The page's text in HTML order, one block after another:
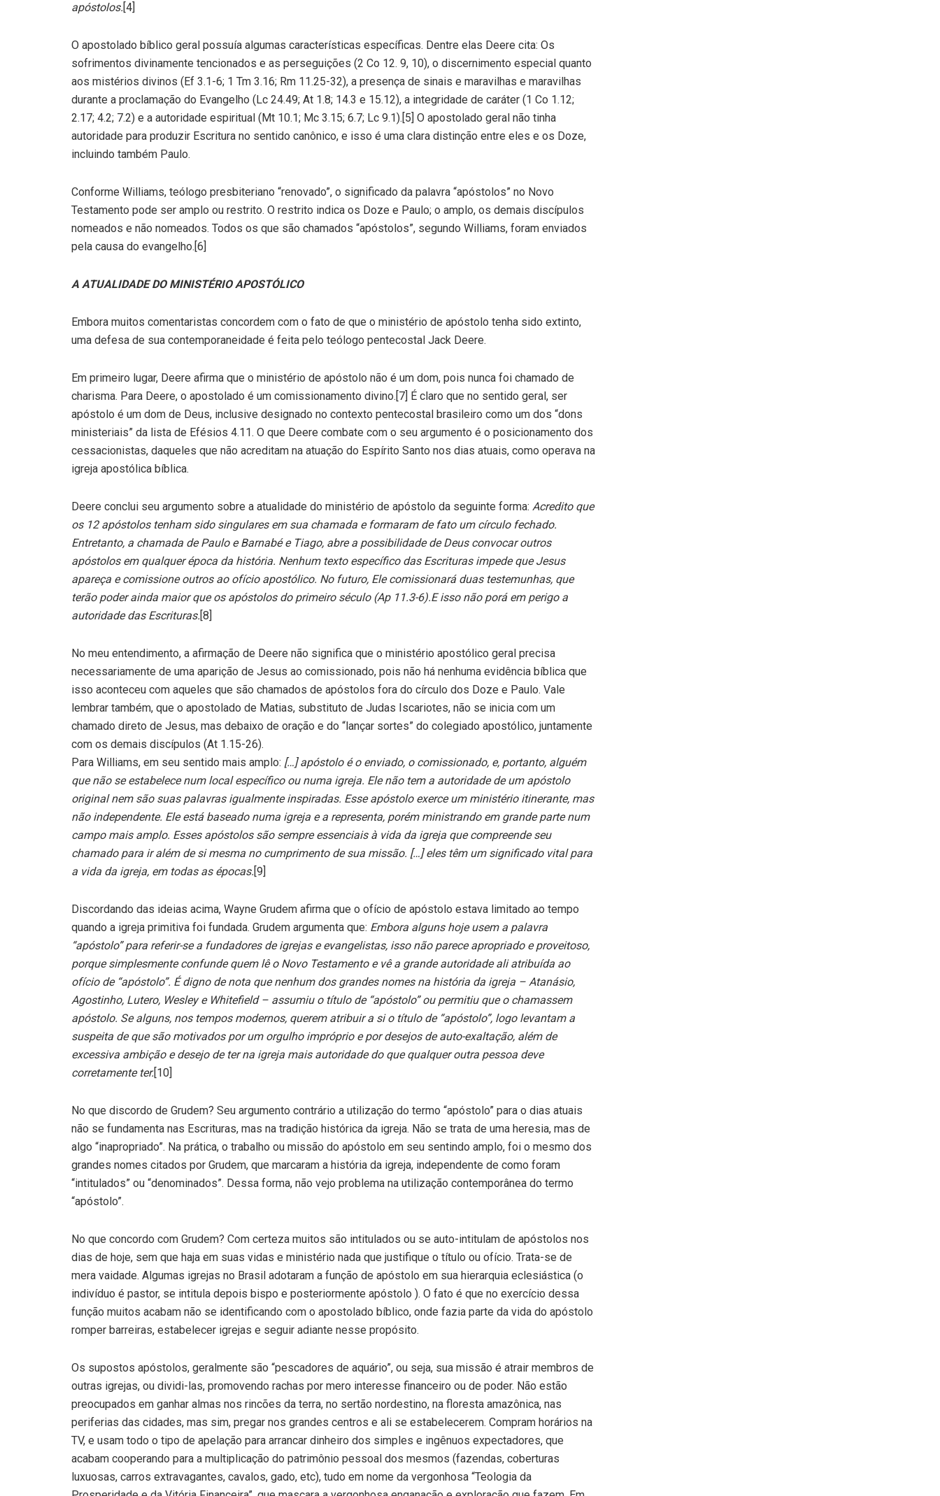
apóstolos.[4]
O apostolado bíblico geral possuía algumas características específicas. Dentre elas Deere cita: Os
sofrimentos divinamente tencionados e as perseguições (2 Co 12. 9, 10), o discernimento especial quanto
aos mistérios divinos (Ef 3.1-6; 1 Tm 3.16; Rm 11.25-32), a presença de sinais e maravilhas e maravilhas
durante a proclamação do Evangelho (Lc 24.49; At 1.8; 14.3 e 15.12), a integridade de caráter (1 Co 1.12;
2.17; 4.2; 7.2) e a autoridade espiritual (Mt 10.1; Mc 3.15; 6.7; Lc 9.1).[5] O apostolado geral não tinha
autoridade para produzir Escritura no sentido canônico, e isso é uma clara distinção entre eles e os Doze,
incluindo também Paulo.
Conforme Williams, teólogo presbiteriano “renovado”, o significado da palavra “apóstolos” no Novo
Testamento pode ser amplo ou restrito. O restrito indica os Doze e Paulo; o amplo, os demais discípulos
nomeados e não nomeados. Todos os que são chamados “apóstolos”, segundo Williams, foram enviados
pela causa do evangelho.[6]
A ATUALIDADE DO MINISTÉRIO APOSTÓLICO
Embora muitos comentaristas concordem com o fato de que o ministério de apóstolo tenha sido extinto,
uma defesa de sua contemporaneidade é feita pelo teólogo pentecostal Jack Deere.
Em primeiro lugar, Deere afirma que o ministério de apóstolo não é um dom, pois nunca foi chamado de
charisma. Para Deere, o apostolado é um comissionamento divino.[7] É claro que no sentido geral, ser
apóstolo é um dom de Deus, inclusive designado no contexto pentecostal brasileiro como um dos “dons
ministeriais” da lista de Efésios 4.11. O que Deere combate com o seu argumento é o posicionamento dos
cessacionistas, daqueles que não acreditam na atuação do Espírito Santo nos dias atuais, como operava na
igreja apostólica bíblica.
Deere conclui seu argumento sobre a atualidade do ministério de apóstolo da seguinte forma: Acredito que
os 12 apóstolos tenham sido singulares em sua chamada e formaram de fato um círculo fechado.
Entretanto, a chamada de Paulo e Barnabé e Tiago, abre a possibilidade de Deus convocar outros
apóstolos em qualquer época da história. Nenhum texto específico das Escrituras impede que Jesus
apareça e comissione outros ao ofício apostólico. No futuro, Ele comissionará duas testemunhas, que
terão poder ainda maior que os apóstolos do primeiro século (Ap 11.3-6).E isso não porá em perigo a
autoridade das Escrituras.[8]
No meu entendimento, a afirmação de Deere não significa que o ministério apostólico geral precisa
necessariamente de uma aparição de Jesus ao comissionado, pois não há nenhuma evidência bíblica que
isso aconteceu com aqueles que são chamados de apóstolos fora do círculo dos Doze e Paulo. Vale
lembrar também, que o apostolado de Matias, substituto de Judas Iscariotes, não se inicia com um
chamado direto de Jesus, mas debaixo de oração e do “lançar sortes” do colegiado apostólico, juntamente
com os demais discípulos (At 1.15-26).
Para Williams, em seu sentido mais amplo: […] apóstolo é o enviado, o comissionado, e, portanto, alguém
que não se estabelece num local específico ou numa igreja. Ele não tem a autoridade de um apóstolo
original nem são suas palavras igualmente inspiradas. Esse apóstolo exerce um ministério itinerante, mas
não independente. Ele está baseado numa igreja e a representa, porém ministrando em grande parte num
campo mais amplo. Esses apóstolos são sempre essenciais à vida da igreja que compreende seu
chamado para ir além de si mesma no cumprimento de sua missão. […] eles têm um significado vital para
a vida da igreja, em todas as épocas.[9]
Discordando das ideias acima, Wayne Grudem afirma que o ofício de apóstolo estava limitado ao tempo
quando a igreja primitiva foi fundada. Grudem argumenta que: Embora alguns hoje usem a palavra
“apóstolo” para referir-se a fundadores de igrejas e evangelistas, isso não parece apropriado e proveitoso,
porque simplesmente confunde quem lê o Novo Testamento e vê a grande autoridade ali atribuída ao
ofício de “apóstolo”. É digno de nota que nenhum dos grandes nomes na história da igreja – Atanásio,
Agostinho, Lutero, Wesley e Whitefield – assumiu o título de “apóstolo” ou permitiu que o chamassem
apóstolo. Se alguns, nos tempos modernos, querem atribuir a si o título de “apóstolo”, logo levantam a
suspeita de que são motivados por um orgulho impróprio e por desejos de auto-exaltação, além de
excessiva ambição e desejo de ter na igreja mais autoridade do que qualquer outra pessoa deve
corretamente ter.[10]
No que discordo de Grudem? Seu argumento contrário a utilização do termo “apóstolo” para o dias atuais
não se fundamenta nas Escrituras, mas na tradição histórica da igreja. Não se trata de uma heresia, mas de
algo “inapropriado”. Na prática, o trabalho ou missão do apóstolo em seu sentindo amplo, foi o mesmo dos
grandes nomes citados por Grudem, que marcaram a história da igreja, independente de como foram
“intitulados” ou “denominados”. Dessa forma, não vejo problema na utilização contemporânea do termo
“apóstolo”.
No que concordo com Grudem? Com certeza muitos são intitulados ou se auto-intitulam de apóstolos nos
dias de hoje, sem que haja em suas vidas e ministério nada que justifique o título ou ofício. Trata-se de
mera vaidade. Algumas igrejas no Brasil adotaram a função de apóstolo em sua hierarquia eclesiástica (o
indivíduo é pastor, se intitula depois bispo e posteriormente apóstolo ). O fato é que no exercício dessa
função muitos acabam não se identificando com o apostolado bíblico, onde fazia parte da vida do apóstolo
romper barreiras, estabelecer igrejas e seguir adiante nesse propósito.
Os supostos apóstolos, geralmente são “pescadores de aquário”, ou seja, sua missão é atrair membros de
outras igrejas, ou dividi-las, promovendo rachas por mero interesse financeiro ou de poder. Não estão
preocupados em ganhar almas nos rincões da terra, no sertão nordestino, na floresta amazônica, nas
periferias das cidades, mas sim, pregar nos grandes centros e ali se estabelecerem. Compram horários na
TV, e usam todo o tipo de apelação para arrancar dinheiro dos simples e ingênuos expectadores, que
acabam cooperando para a multiplicação do patrimônio pessoal dos mesmos (fazendas, coberturas
luxuosas, carros extravagantes, cavalos, gado, etc), tudo em nome da vergonhosa “Teologia da